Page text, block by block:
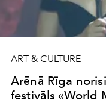
ART & CULTURE
Arēnā Rīga
festivāls «World